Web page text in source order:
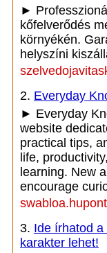
►
kőfelverődés
környékén.
helyszíni
2. Everyday
► Everyday
website
practical tips,
life,
learning. New
encourage
3. Ide írhatod
karakter lehet!